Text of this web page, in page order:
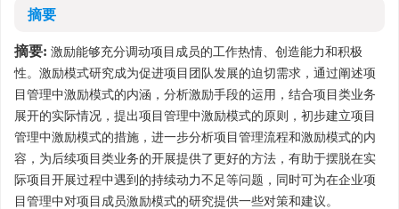
摘要
摘要: 激励能够充分调动项目成员的工作热情、创造能力和积极
性。激励模式研究成为促进项目团队发展的迫切需求，通过阐述项
目管理中激励模式的内涵，分析激励手段的运用，结合项目类业务
展开的实际情况，提出项目管理中激励模式的原则，初步建立项目
管理中激励模式的措施，进一步分析项目管理流程和激励模式的内
容，为后续项目类业务的开展提供了更好的方法，有助于摆脱在实
际项目开展过程中遇到的持续动力不足等问题，同时可为在企业项
目管理中对项目成员激励模式的研究提供一些对策和建议。